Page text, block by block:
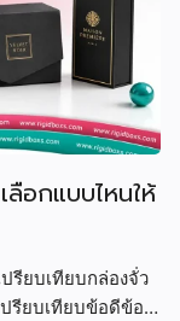
ลือกแบบไหนให้
รียบเทียบกล่องจั่ว
ปรียบเทียบข้อดีข้อ